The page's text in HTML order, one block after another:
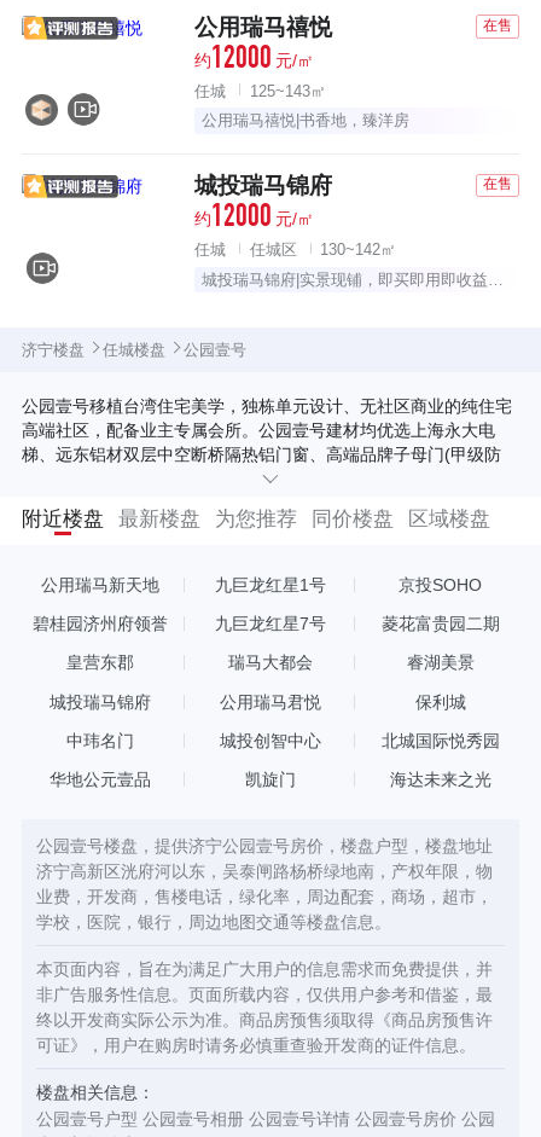
公用瑞马禧悦 在售
约12000 元/㎡
任城
125~143㎡
公用瑞马禧悦|书香地，臻洋房
城投瑞马锦府 在售
约12000 元/㎡
任城 任城区
130~142㎡
济宁楼盘 任城楼盘 公园壹号
公园壹号移植台湾住宅美学，独栋单元设计、无社区商业的纯住宅
高端社区，配备业主专属会所。公园壹号建材均优选上海永大电
梯、远东铝材双层中空断桥隔热铝门窗、高端品牌子母门(甲级防
盗)、品牌地暖管材等。标准层层高3.15米，130-246平米尊贵户
公园壹号紧邻美丽的洸府河、洸府河公园和杨桥三角绿地，交通便
将四季美景延伸家中，也可根据自身需求改做自由的空间。 小区处
于由东入济宁之门户处，更处于高新区的重要位置。连接曲阜与兖
州，曲阜是济宁的高铁站，从小区到曲阜只需要45分钟。小区周围
中学。小区距离红星美凯龙、佳世客，银座，大润发、运河城等购
物广场不超过15分钟的车程，离尘不离城，兼具繁华与宁静，是业
附近楼盘 最新楼盘 为您推荐 同价楼盘 区域楼盘
公用瑞马新天地 九巨龙红星1号 京投SOHO
碧桂园济州府领誉 九巨龙红星7号 菱花富贵园二期
皇营东郡 瑞马大都会 睿湖美景
城投瑞马锦府 公用瑞马君悦 保利城
中玮名门 城投创智中心 北城国际悦秀园
华地公元壹品 凯旋门 海达未来之光
公园壹号楼盘，提供济宁公园壹号房价，楼盘户型，楼盘地址
济宁高新区洸府河以东，吴泰闸路杨桥绿地南，产权年限，物
业费，开发商，售楼电话，绿化率，周边配套，商场，超市，
学校，医院，银行，周边地图交通等楼盘信息。
本页面内容，旨在为满足广大用户的信息需求而免费提供，并
非广告服务性信息。页面所载内容，仅供用户参考和借鉴，最
终以开发商实际公示为准。商品房预售须取得《商品房预售许
可证》，用户在购房时请务必慎重查验开发商的证件信息。
楼盘相关信息：
公园壹号户型 公园壹号相册 公园壹号详情 公园壹号房价 公园